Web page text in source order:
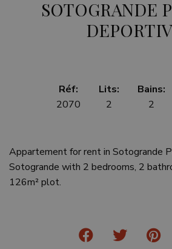
SOTOGRANDE
Réf:
2070
Lits:
2
Bains:
2
Appartement for rent in Sotogrande
Sotogrande with 2 bedrooms, 2
126m² plot.